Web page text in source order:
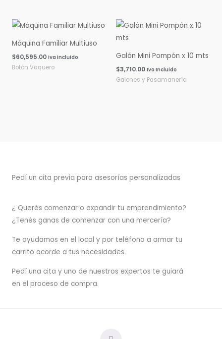
Máquina Familiar Multiuso
$60,595.00 Iva Incluido
Botón Vaquero
Galón Mini Pompón x 10 mts
$3,710.00 Iva Incluido
Galones y Pasamanería
Pedí un cita previa para asesorías personalizadas
¿ Querés comenzar o expandir tu emprendimiento?
¿Tenés ganas de comenzar con una mercería?
Te ayudamos en el local y por teléfono a armar tu
carrito acorde a tus necesidades.
Pedí una cita y uno de nuestros expertos te guiará
en el proceso de compra.